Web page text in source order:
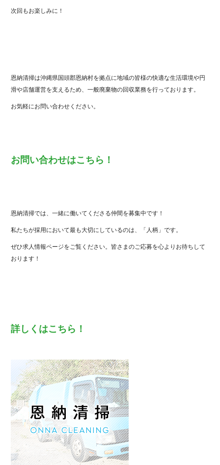
次回もお楽しみに！
恩納清掃は沖縄県国頭郡恩納村を拠点に地域の皆様の快適な生活環境や円
滑や店舗運営を支えるため、一般廃棄物の回収業務を行っております。
お気軽にお問い合わせください。
お問い合わせはこちら！
恩納清掃では、一緒に働いてくださる仲間を募集中です！
私たちが採用において最も大切にしているのは、「人柄」です。
ぜひ求人情報ページをご覧ください。皆さまのご応募を心よりお待ちして
おります！
詳しくはこちら！